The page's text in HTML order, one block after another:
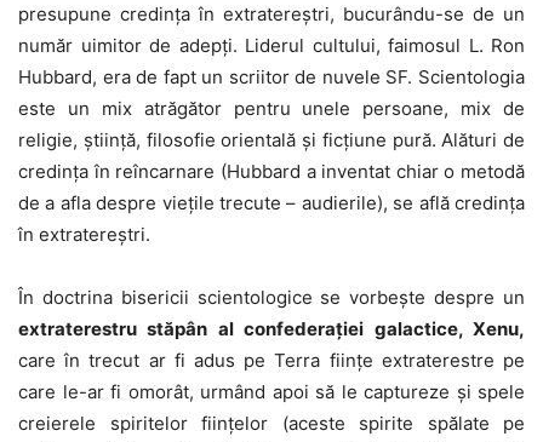
presupune credința în extratereștri, bucurându-se de un
număr uimitor de adepți. Liderul cultului, faimosul L. Ron
Hubbard, era de fapt un scriitor de nuvele SF. Scientologia
este un mix atrăgător pentru unele persoane, mix de
religie, știință, filosofie orientală și ficțiune pură. Alături de
credința în reîncarnare (Hubbard a inventat chiar o metodă
de a afla despre viețile trecute – audierile), se află credința
în extratereștri.
În doctrina bisericii scientologice se vorbește despre un
extraterestru stăpân al confederației galactice, Xenu,
care în trecut ar fi adus pe Terra ființe extraterestre pe
care le-ar fi omorât, urmând apoi să le captureze și spele
creierele spiritelor ființelor (aceste spirite spălate pe